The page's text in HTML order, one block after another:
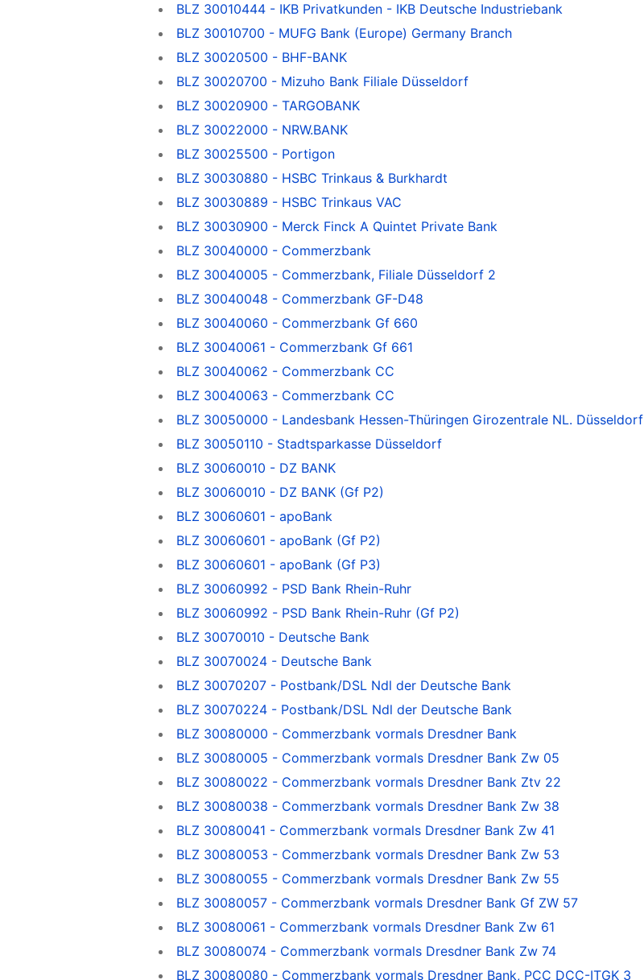
BLZ 30010444 - IKB Privatkunden - IKB Deutsche Industriebank
BLZ 30010700 - MUFG Bank (Europe) Germany Branch
BLZ 30020500 - BHF-BANK
BLZ 30020700 - Mizuho Bank Filiale Düsseldorf
BLZ 30020900 - TARGOBANK
BLZ 30022000 - NRW.BANK
BLZ 30025500 - Portigon
BLZ 30030880 - HSBC Trinkaus & Burkhardt
BLZ 30030889 - HSBC Trinkaus VAC
BLZ 30030900 - Merck Finck A Quintet Private Bank
BLZ 30040000 - Commerzbank
BLZ 30040005 - Commerzbank, Filiale Düsseldorf 2
BLZ 30040048 - Commerzbank GF-D48
BLZ 30040060 - Commerzbank Gf 660
BLZ 30040061 - Commerzbank Gf 661
BLZ 30040062 - Commerzbank CC
BLZ 30040063 - Commerzbank CC
BLZ 30050000 - Landesbank Hessen-Thüringen Girozentrale NL. Düsseldorf
BLZ 30050110 - Stadtsparkasse Düsseldorf
BLZ 30060010 - DZ BANK
BLZ 30060010 - DZ BANK (Gf P2)
BLZ 30060601 - apoBank
BLZ 30060601 - apoBank (Gf P2)
BLZ 30060601 - apoBank (Gf P3)
BLZ 30060992 - PSD Bank Rhein-Ruhr
BLZ 30060992 - PSD Bank Rhein-Ruhr (Gf P2)
BLZ 30070010 - Deutsche Bank
BLZ 30070024 - Deutsche Bank
BLZ 30070207 - Postbank/DSL Ndl der Deutsche Bank
BLZ 30070224 - Postbank/DSL Ndl der Deutsche Bank
BLZ 30080000 - Commerzbank vormals Dresdner Bank
BLZ 30080005 - Commerzbank vormals Dresdner Bank Zw 05
BLZ 30080022 - Commerzbank vormals Dresdner Bank Ztv 22
BLZ 30080038 - Commerzbank vormals Dresdner Bank Zw 38
BLZ 30080041 - Commerzbank vormals Dresdner Bank Zw 41
BLZ 30080053 - Commerzbank vormals Dresdner Bank Zw 53
BLZ 30080055 - Commerzbank vormals Dresdner Bank Zw 55
BLZ 30080057 - Commerzbank vormals Dresdner Bank Gf ZW 57
BLZ 30080061 - Commerzbank vormals Dresdner Bank Zw 61
BLZ 30080074 - Commerzbank vormals Dresdner Bank Zw 74
BLZ 30080080 - Commerzbank vormals Dresdner Bank, PCC DCC-ITGK 3